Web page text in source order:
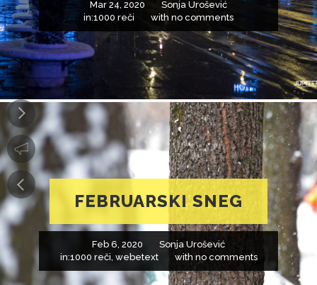
Mar 24, 2020
Sonja Urošević
in:1000 reči with no comments
FEBRUARSKI SNEG
Feb 6, 2020
Sonja Urošević
in:1000 reči, webetext with no comments